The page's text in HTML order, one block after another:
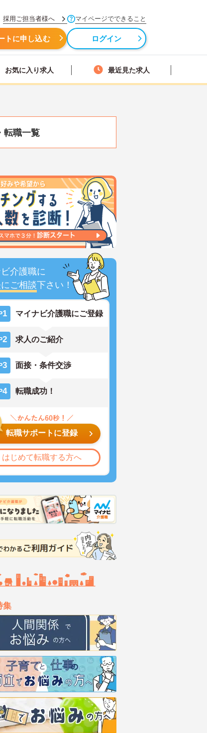
採用ご担当者様へ マイページでできること
トに申し込む ログイン
お気に入り求人 最近見た求人
転職一覧
介護職に
ご相談下さい！
1 マイナビ介護職にご登録
2 求人のご紹介
3 面接・条件交渉
4 転職成功！
転職サポートに登録
はじめて転職する方へ
集